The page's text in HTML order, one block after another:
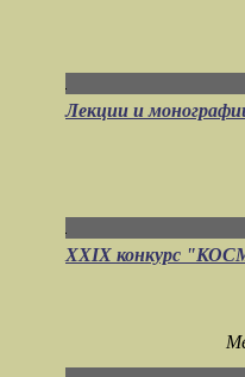
Лекции и
XXIX конкурс